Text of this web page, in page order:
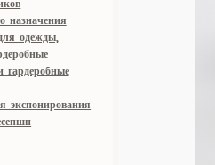
назначения
одежды,
гардеробные
экспонирования